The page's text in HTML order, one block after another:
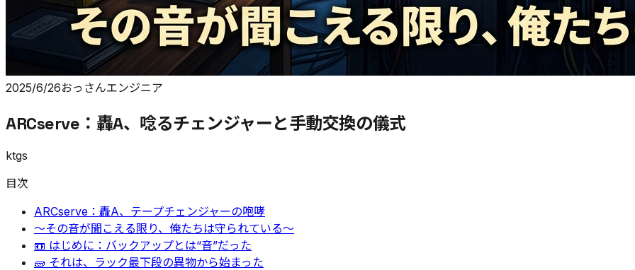
2025/6/26おっさんエンジニア
ARCserve：轟A、唸るチェンジャーと手動交換の儀式
ktgs
目次
ARCserve：轟A、テープチェンジャーの咆哮
〜その音が聞こえる限り、俺たちは守られている〜
📼 はじめに：バックアップとは“音”だった
🧱 それは、ラック最下段の異物から始まった